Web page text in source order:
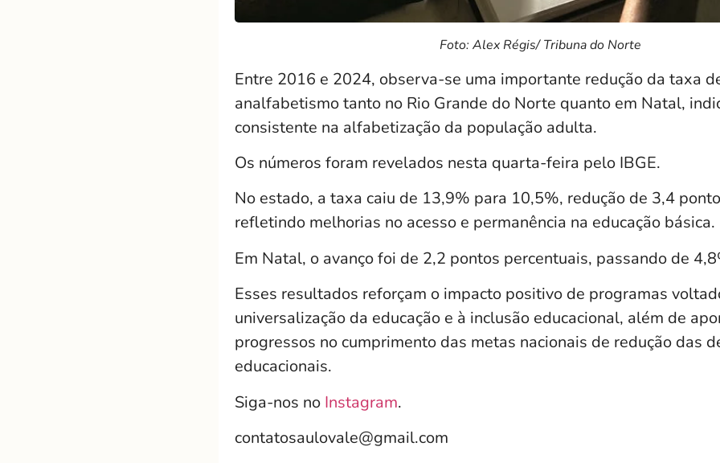
Foto: Alex Régis/ Tribuna do Norte
Entre 2016 e 2024, observa-se uma importante redução da taxa
analfabetismo tanto no Rio Grande do Norte quanto em Natal,
consistente na alfabetização da população adulta.
Os números foram revelados nesta quarta-feira pelo IBGE.
No estado, a taxa caiu de 13,9% para 10,5%, redução de 3,4
refletindo melhorias no acesso e permanência na educação básica.
Em Natal, o avanço foi de 2,2 pontos percentuais, passando de
Esses resultados reforçam o impacto positivo de programas
universalização da educação e à inclusão educacional, além de
progressos no cumprimento das metas nacionais de redução das
educacionais.
Siga-nos no Instagram.
contatosaulovale@gmail.com